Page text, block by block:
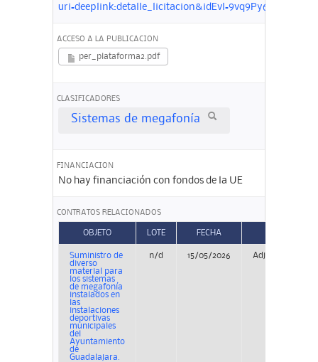
ACCESO A LA PUBLICACION
per_plataforma2.pdf
CLASIFICADORES
Sistemas de megafonía
FINANCIACION
No hay financiación con fondos de la UE
CONTRATOS RELACIONADOS
OBJETO LOTE FECHA
Suministro de
diverso
material para
los sistemas
de megafonía
instalados en
las
instalaciones
deportivas
municipales
del
Ayuntamiento
de
Guadalajara.
n/d 15/05/2026 Adjudicación